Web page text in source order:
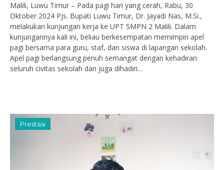
Malili, Luwu Timur – Pada pagi hari yang cerah, Rabu, 30
Oktober 2024 Pjs. Bupati Luwu Timur, Dr. Jayadi Nas, M.Si.,
melakukan kunjungan kerja ke UPT SMPN 2 Malili. Dalam
kunjungannya kali ini, beliau berkesempatan memimpin apel
pagi bersama para guru, staf, dan siswa di lapangan sekolah.
Apel pagi berlangsung penuh semangat dengan kehadiran
seluruh civitas sekolah dan juga dihadiri...
Prestasi